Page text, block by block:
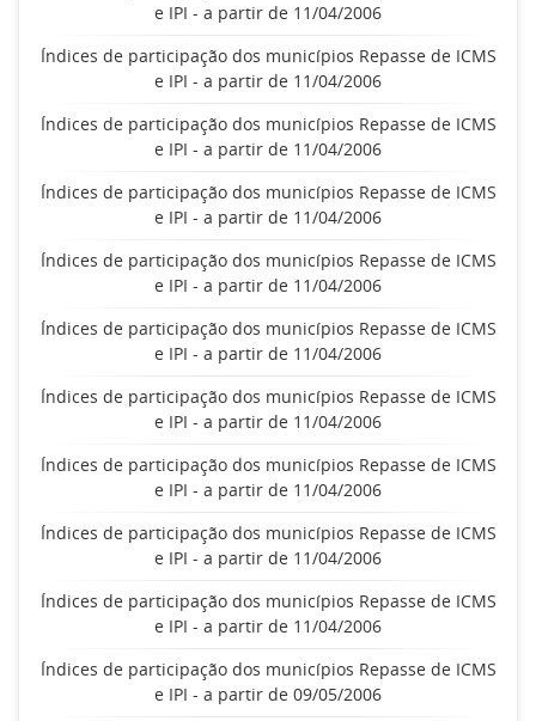
e IPI - a partir de 11/04/2006
Índices de participação dos municípios Repasse de ICMS
e IPI - a partir de 11/04/2006
Índices de participação dos municípios Repasse de ICMS
e IPI - a partir de 11/04/2006
Índices de participação dos municípios Repasse de ICMS
e IPI - a partir de 11/04/2006
Índices de participação dos municípios Repasse de ICMS
e IPI - a partir de 11/04/2006
Índices de participação dos municípios Repasse de ICMS
e IPI - a partir de 11/04/2006
Índices de participação dos municípios Repasse de ICMS
e IPI - a partir de 11/04/2006
Índices de participação dos municípios Repasse de ICMS
e IPI - a partir de 11/04/2006
Índices de participação dos municípios Repasse de ICMS
e IPI - a partir de 11/04/2006
Índices de participação dos municípios Repasse de ICMS
e IPI - a partir de 11/04/2006
Índices de participação dos municípios Repasse de ICMS
e IPI - a partir de 09/05/2006